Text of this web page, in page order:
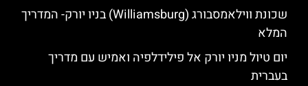
שכונת ווילאמסבורג (Williamsburg) בניו יורק- המדריך
המלא
יום טיול מניו יורק אל פילידלפיה ואמיש עם מדריך
בעברית